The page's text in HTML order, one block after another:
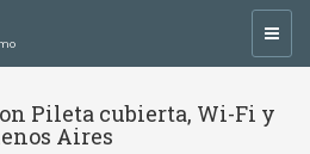
Pileta cubierta, Wi-Fi y
Aires